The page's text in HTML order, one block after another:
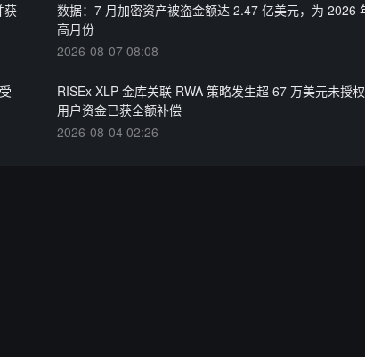
获
数据：7 月加密资产被盗金额达 2.47 亿美元，为 2026
高月份
2026-08-07 08:08
RISEx XLP 金库关联 RWA 策略发生超 67 万美元未授权
用户资金已获全额补偿
2026-08-04 02:26